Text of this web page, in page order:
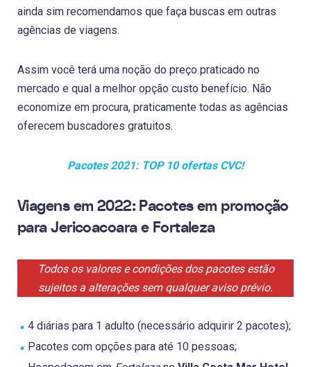
ainda sim recomendamos que faça buscas em outras
agências de viagens.
Assim você terá uma noção do preço praticado no
mercado e qual a melhor opção custo benefício. Não
economize em procura, praticamente todas as agências
oferecem buscadores gratuitos.
Pacotes 2021: TOP 10 ofertas CVC!
Viagens em 2022: Pacotes em promoção
para Jericoacoara e Fortaleza
Todos os valores e condições dos pacotes estão
sujeitos a alterações sem qualquer aviso prévio.
4 diárias para 1 adulto (necessário adquirir 2 pacotes);
Pacotes com opções para até 10 pessoas;